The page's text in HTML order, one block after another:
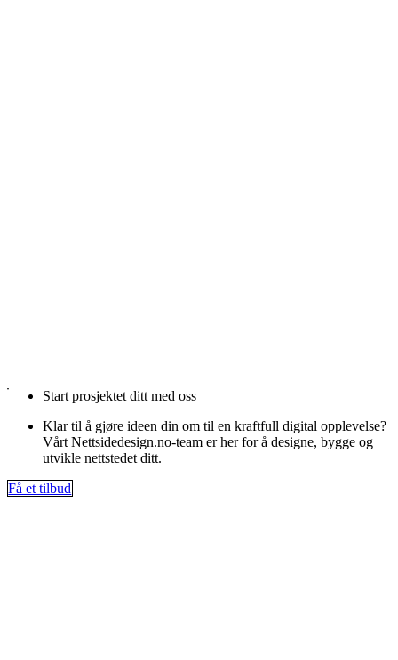
Start prosjektet ditt med oss
Klar til å gjøre ideen din om til en kraftfull digital opplevelse?
Vårt Nettsidedesign.no-team er her for å designe, bygge og
utvikle nettstedet ditt.
Få et tilbud